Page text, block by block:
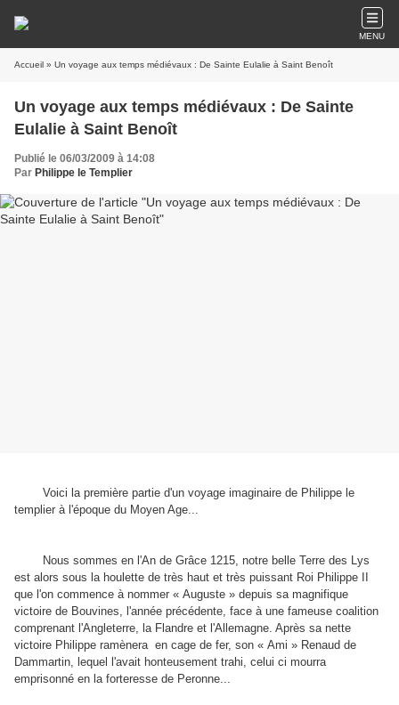
MENU
Accueil » Un voyage aux temps médiévaux : De Sainte Eulalie à Saint Benoît
Un voyage aux temps médiévaux : De Sainte
Eulalie à Saint Benoît
Publié le 06/03/2009 à 14:08
Par Philippe le Templier
Voici la première partie d'un voyage imaginaire de Philippe le
templier à l'époque du Moyen Age...
Nous sommes en l'An de Grâce 1215, notre belle Terre des Lys
est alors sous la houlette de très haut et très puissant Roi Philippe II
que l'on commence à nommer « Auguste » depuis sa magnifique
victoire de Bouvines, l'année précédente, face à une fameuse coalition
comprenant l'Angleterre, la Flandre et l'Allemagne. Après sa nette
victoire Philippe ramènera en cage de fer, son « Ami » Renaud de
Dammartin, lequel l'avait honteusement trahi, celui ci mourra
emprisonné en la forteresse de Peronne...